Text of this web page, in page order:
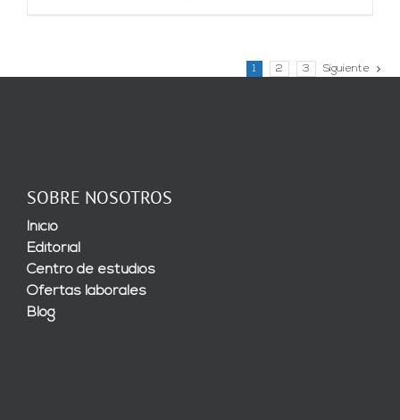
1 2 3 Siguiente
SOBRE NOSOTROS
Inicio
Editorial
Centro de estudios
Ofertas laborales
Blog